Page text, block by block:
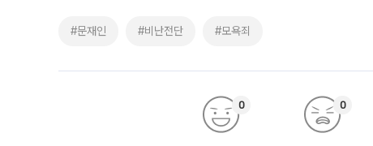
#문재인 #비난전단 #모욕죄
0 0